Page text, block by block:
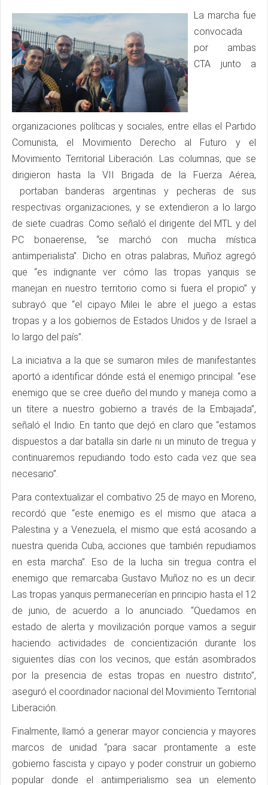
La marcha fue
convocada
por ambas
CTA junto a
organizaciones políticas y sociales, entre ellas el Partido
Comunista, el Movimiento Derecho al Futuro y el
Movimiento Territorial Liberación. Las columnas, que se
dirigieron hasta la VII Brigada de la Fuerza Aérea,
portaban banderas argentinas y pecheras de sus
respectivas organizaciones, y se extendieron a lo largo
de siete cuadras. Como señaló el dirigente del MTL y del
PC bonaerense, “se marchó con mucha mística
antiimperialista”. Dicho en otras palabras, Muñoz agregó
que “es indignante ver cómo las tropas yanquis se
manejan en nuestro territorio como si fuera el propio” y
subrayó que “el cipayo Milei le abre el juego a estas
tropas y a los gobiernos de Estados Unidos y de Israel a
lo largo del país”.
La iniciativa a la que se sumaron miles de manifestantes
aportó a identificar dónde está el enemigo principal: “ese
enemigo que se cree dueño del mundo y maneja como a
un títere a nuestro gobierno a través de la Embajada”,
señaló el Indio. En tanto que dejó en claro que “estamos
dispuestos a dar batalla sin darle ni un minuto de tregua y
continuaremos repudiando todo esto cada vez que sea
necesario”.
Para contextualizar el combativo 25 de mayo en Moreno,
recordó que “este enemigo es el mismo que ataca a
Palestina y a Venezuela, el mismo que está acosando a
nuestra querida Cuba, acciones que también repudiamos
en esta marcha”. Eso de la lucha sin tregua contra el
enemigo que remarcaba Gustavo Muñoz no es un decir.
Las tropas yanquis permanecerían en principio hasta el 12
de junio, de acuerdo a lo anunciado. “Quedamos en
estado de alerta y movilización porque vamos a seguir
haciendo actividades de concientización durante los
siguientes días con los vecinos, que están asombrados
por la presencia de estas tropas en nuestro distrito”,
aseguró el coordinador nacional del Movimiento Territorial
Liberación.
Finalmente, llamó a generar mayor conciencia y mayores
marcos de unidad “para sacar prontamente a este
gobierno fascista y cipayo y poder construir un gobierno
popular donde el antiimperialismo sea un elemento